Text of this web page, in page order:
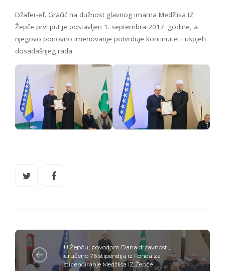
Džafer-ef. Gračić na dužnost glavnog imama Medžlisa IZ
Žepče prvi put je postavljen 1. septembra 2017. godine, a
njegovo ponovno imenovanje potvrđuje kontinuitet i uspjeh
dosadašnjeg rada.
U Žepču, povodom Dana državnosti,
uručeno 76 stipendija iz Fonda za
stipendiranje Medžlisa IZ Žepče